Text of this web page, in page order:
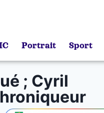
Portrait Sport
; Cyril